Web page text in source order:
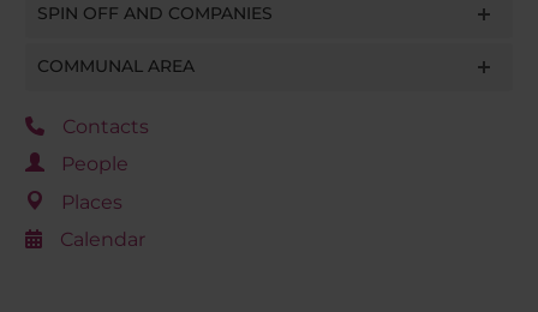
SPIN OFF AND COMPANIES
COMMUNAL AREA
Contacts
People
Places
Calendar